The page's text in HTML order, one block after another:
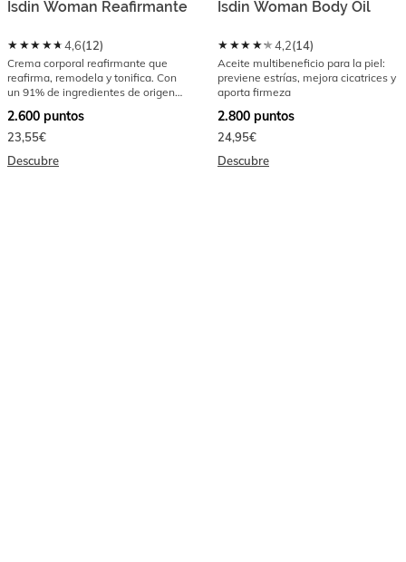
Isdin Woman Reafirmante
★★★★★4,6(12)
Crema corporal reafirmante que
reafirma, remodela y tonifica. Con
un 91% de ingredientes de origen
2.600 puntos
23,55€
Descubre
Isdin Woman Body Oil
★★★★★4,2(14)
Aceite multibeneficio para la piel:
previene estrías, mejora cicatrices y
aporta firmeza
2.800 puntos
24,95€
Descubre